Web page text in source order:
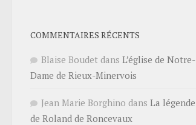
COMMENTAIRES RÉCENTS
Blaise Boudet dans L’église de Notre-
Dame de Rieux-Minervois
Jean Marie Borghino dans La légende
de Roland de Roncevaux